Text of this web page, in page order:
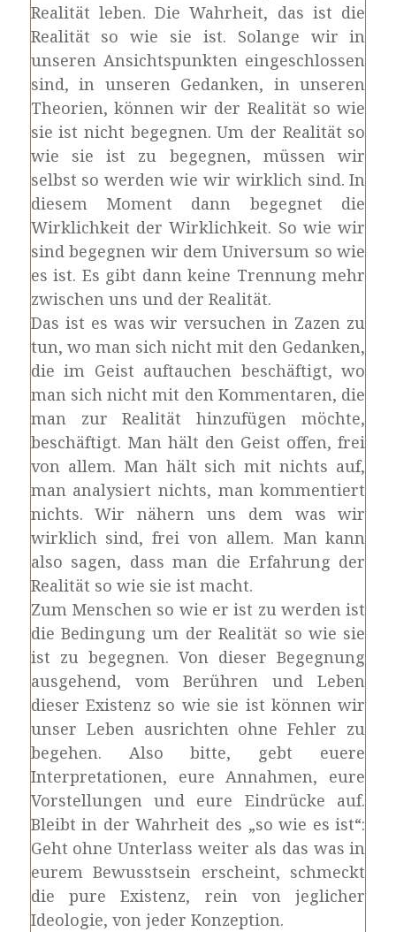
Realität leben. Die Wahrheit, das ist die
Realität so wie sie ist. Solange wir in
unseren Ansichtspunkten eingeschlossen
sind, in unseren Gedanken, in unseren
Theorien, können wir der Realität so wie
sie ist nicht begegnen. Um der Realität so
wie sie ist zu begegnen, müssen wir
selbst so werden wie wir wirklich sind. In
diesem Moment dann begegnet die
Wirklichkeit der Wirklichkeit. So wie wir
sind begegnen wir dem Universum so wie
es ist. Es gibt dann keine Trennung mehr
zwischen uns und der Realität.
Das ist es was wir versuchen in Zazen zu
tun, wo man sich nicht mit den Gedanken,
die im Geist auftauchen beschäftigt, wo
man sich nicht mit den Kommentaren, die
man zur Realität hinzufügen möchte,
beschäftigt. Man hält den Geist offen, frei
von allem. Man hält sich mit nichts auf,
man analysiert nichts, man kommentiert
nichts. Wir nähern uns dem was wir
wirklich sind, frei von allem. Man kann
also sagen, dass man die Erfahrung der
Realität so wie sie ist macht.
Zum Menschen so wie er ist zu werden ist
die Bedingung um der Realität so wie sie
ist zu begegnen. Von dieser Begegnung
ausgehend, vom Berühren und Leben
dieser Existenz so wie sie ist können wir
unser Leben ausrichten ohne Fehler zu
begehen. Also bitte, gebt euere
Interpretationen, eure Annahmen, eure
Vorstellungen und eure Eindrücke auf.
Bleibt in der Wahrheit des „so wie es ist“:
Geht ohne Unterlass weiter als das was in
eurem Bewusstsein erscheint, schmeckt
die pure Existenz, rein von jeglicher
Ideologie, von jeder Konzeption.